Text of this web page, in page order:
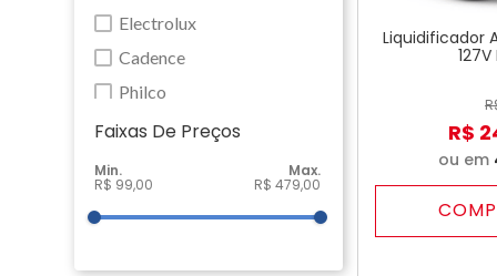
Electrolux
Cadence
Philco
Agratto
Britania
Faixas De Preço
R$ 99,00 R$ 479,00
Liquidificador
R$
ou em